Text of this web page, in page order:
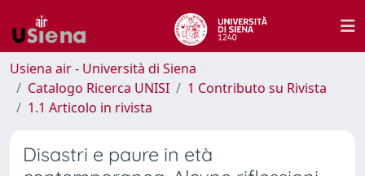
Usiena air - Università di Siena
Catalogo Ricerca UNISI
1 Contributo su Rivista
1.1 Articolo in rivista
Disastri e paure in età